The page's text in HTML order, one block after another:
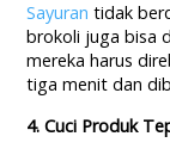
Sayuran tidak
brokoli juga bisa
mereka harus
tiga menit dan
4. Cuci Produk